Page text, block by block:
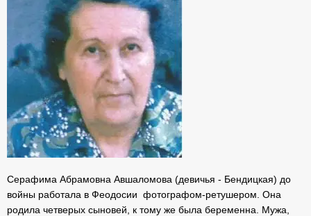
Серафима Абрамовна Авшаломова (девичья - Бендицкая) до
войны работала в Феодосии фотографом-ретушером. Она
родила четверых сыновей, к тому же была беременна. Мужа,